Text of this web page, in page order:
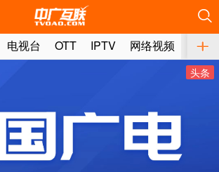
电视台 OTT IPTV 网络视频 媒体
头条
网电视自动续费专项治理
推荐
推荐
推荐
推荐
推荐
推荐
推荐
推荐
推荐
推荐
推荐
推荐
推荐
推荐
推荐
推荐
推荐
推荐
推荐
推荐